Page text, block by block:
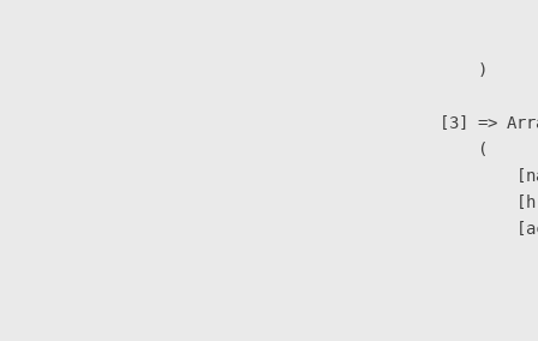
                        )
[3] =>
                        (